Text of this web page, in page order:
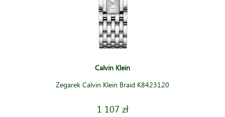
Calvin Klein
Zegarek Calvin Klein Braid K8423120
1 107 zł